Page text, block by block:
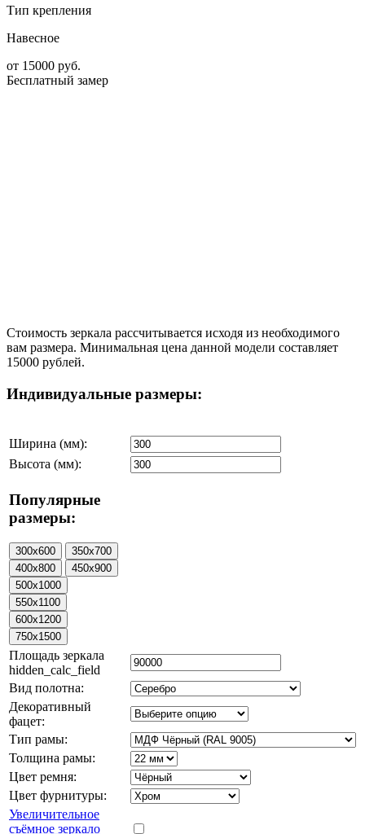
Тип крепления
Навесное
от 15000 руб.
Бесплатный замер
Стоимость зеркала рассчитывается исходя из необходимого
вам размера. Минимальная цена данной модели составляет
15000 рублей.
Индивидуальные размеры:
Ширина (мм):
Высота (мм):
Популярные
размеры:
Площадь зеркала
hidden_calc_field
Вид полотна:
Декоративный
фацет:
Тип рамы:
Толщина рамы:
Цвет ремня:
Цвет фурнитуры:
Увеличительное
съёмное зеркало